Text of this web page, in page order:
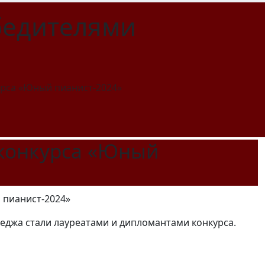
«Юный пианист-2024»
«Юный
стали лауреатами и дипломантами конкурса.